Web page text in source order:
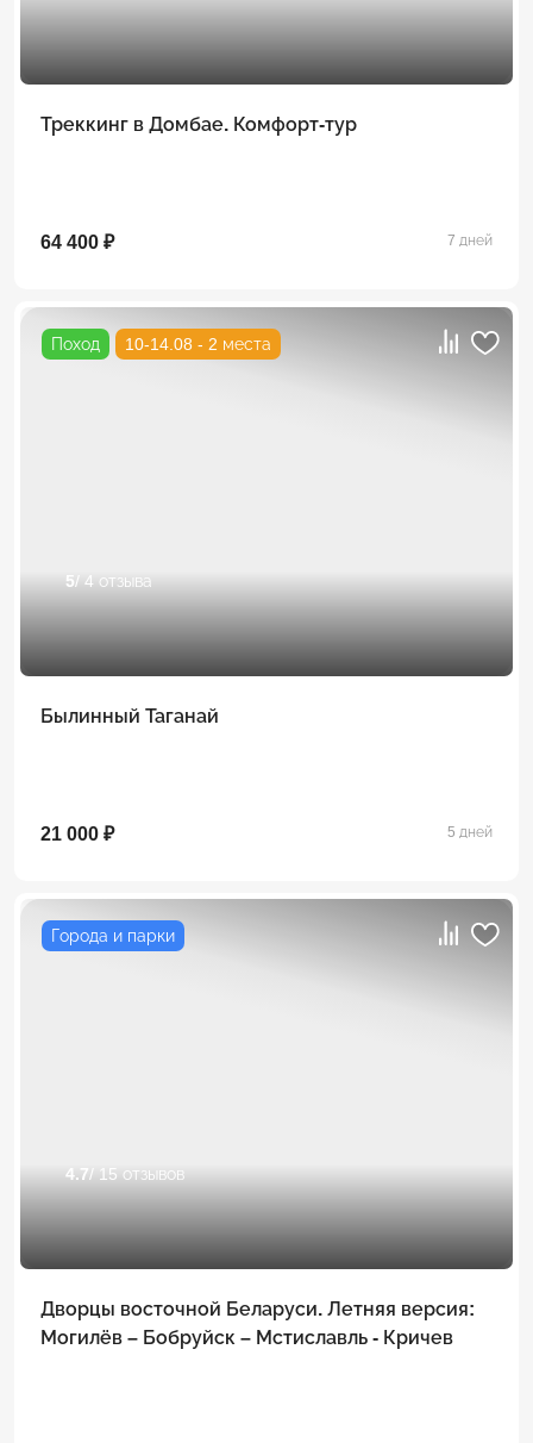
Треккинг в Домбае. Комфорт-тур
64 400 ₽ 7 дней
Поход 10-14.08 - 2 места
5/ 4 отзыва
Былинный Таганай
21 000 ₽ 5 дней
Города и парки
4.7/ 15 отзывов
Дворцы восточной Беларуси. Летняя версия:
Могилёв – Бобруйск – Мстиславль - Кричев